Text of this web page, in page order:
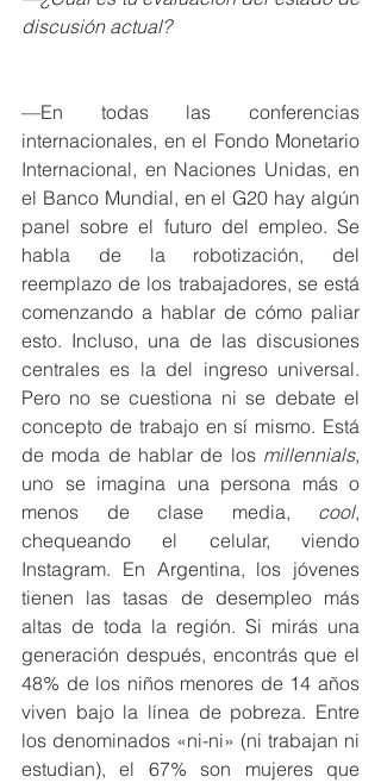
discusión actual?
—En todas las conferencias
internacionales, en el Fondo Monetario
Internacional, en Naciones Unidas, en
el Banco Mundial, en el G20 hay algún
panel sobre el futuro del empleo. Se
habla de la robotización, del
reemplazo de los trabajadores, se está
comenzando a hablar de cómo paliar
esto. Incluso, una de las discusiones
centrales es la del ingreso universal.
Pero no se cuestiona ni se debate el
concepto de trabajo en sí mismo. Está
de moda de hablar de los millennials,
uno se imagina una persona más o
menos de clase media, cool,
chequeando el celular, viendo
Instagram. En Argentina, los jóvenes
tienen las tasas de desempleo más
altas de toda la región. Si mirás una
generación después, encontrás que el
48% de los niños menores de 14 años
viven bajo la línea de pobreza. Entre
los denominados «ni-ni» (ni trabajan ni
estudian), el 67% son mujeres que